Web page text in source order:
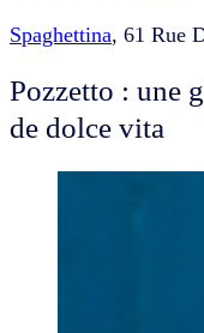
Spaghettina, 61 Rue
Pozzetto : une
de dolce vita